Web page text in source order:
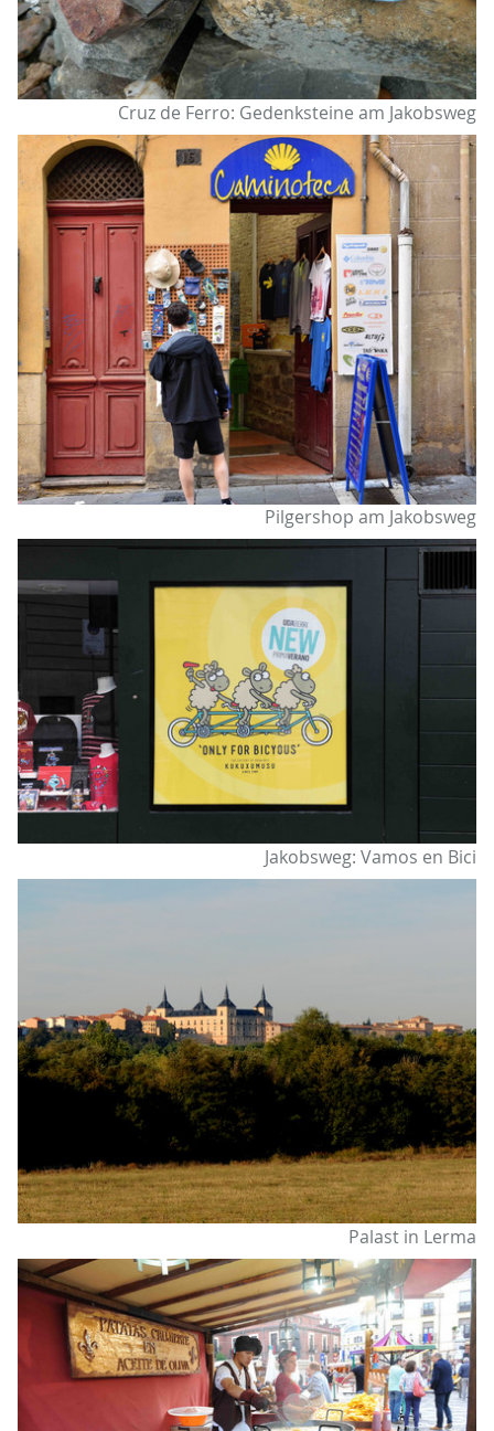
Cruz de Ferro: Gedenksteine am Jakobsweg
Pilgershop am Jakobsweg
Jakobsweg: Vamos en Bici
Palast in Lerma